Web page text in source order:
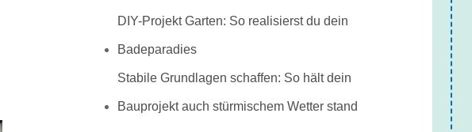
DIY-Projekt Garten: So realisierst du dein
Badeparadies
Stabile Grundlagen schaffen: So hält dein
Bauprojekt auch stürmischem Wetter stand